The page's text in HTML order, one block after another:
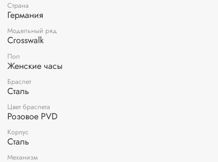
Страна
Германия
Модельный ряд
Crosswalk
Пол
Женские часы
Браслет
Сталь
Цвет браслета
Розовое PVD
Корпус
Сталь
Механизм